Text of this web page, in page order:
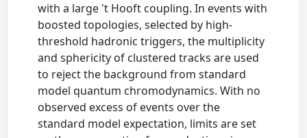
with a large 't Hooft coupling. In events with
boosted topologies, selected by high-
threshold hadronic triggers, the multiplicity
and sphericity of clustered tracks are used
to reject the background from standard
model quantum chromodynamics. With no
observed excess of events over the
standard model expectation, limits are set